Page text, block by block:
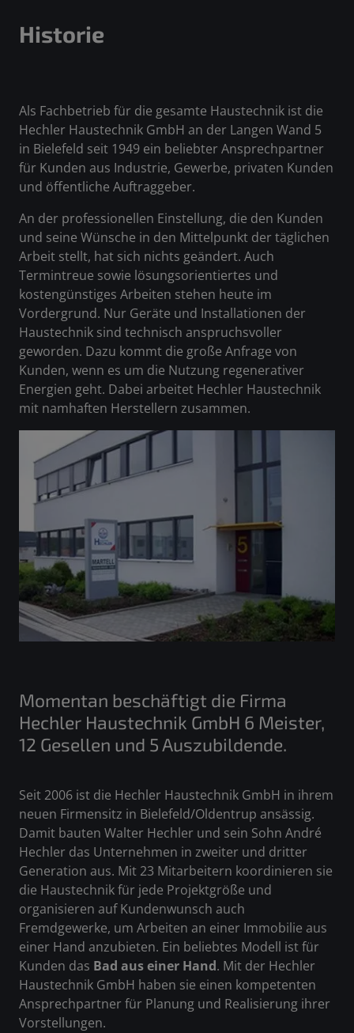
Historie
Als Fachbetrieb für die gesamte Haustechnik ist die
Hechler Haustechnik GmbH an der Langen Wand 5
in Bielefeld seit 1949 ein beliebter Ansprechpartner
für Kunden aus Industrie, Gewerbe, privaten Kunden
und öffentliche Auftraggeber.
An der professionellen Einstellung, die den Kunden
und seine Wünsche in den Mittelpunkt der täglichen
Arbeit stellt, hat sich nichts geändert. Auch
Termintreue sowie lösungsorientiertes und
kostengünstiges Arbeiten stehen heute im
Vordergrund. Nur Geräte und Installationen der
Haustechnik sind technisch anspruchsvoller
geworden. Dazu kommt die große Anfrage von
Kunden, wenn es um die Nutzung regenerativer
Energien geht. Dabei arbeitet Hechler Haustechnik
mit namhaften Herstellern zusammen.
Momentan beschäftigt die Firma
Hechler Haustechnik GmbH 6 Meister,
12 Gesellen und 5 Auszubildende.
Seit 2006 ist die Hechler Haustechnik GmbH in ihrem
neuen Firmensitz in Bielefeld/Oldentrup ansässig.
Damit bauten Walter Hechler und sein Sohn André
Hechler das Unternehmen in zweiter und dritter
Generation aus. Mit 23 Mitarbeitern koordinieren sie
die Haustechnik für jede Projektgröße und
organisieren auf Kundenwunsch auch
Fremdgewerke, um Arbeiten an einer Immobilie aus
einer Hand anzubieten. Ein beliebtes Modell ist für
Kunden das Bad aus einer Hand. Mit der Hechler
Haustechnik GmbH haben sie einen kompetenten
Ansprechpartner für Planung und Realisierung ihrer
Vorstellungen.